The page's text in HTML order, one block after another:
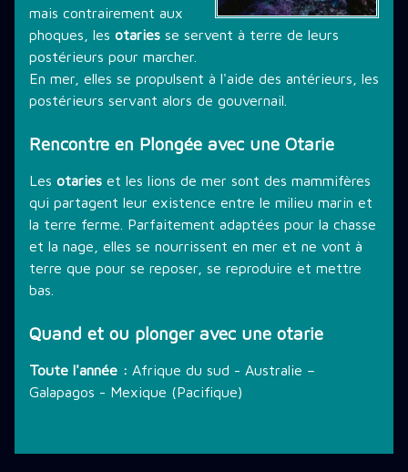
STAGE PLONGÉE
INFORMATIONS PRATIQUES
mais contrairement aux
phoques, les otaries se servent à terre de leurs
postérieurs pour marcher.
En mer, elles se propulsent à l'aide des antérieurs, les
postérieurs servant alors de gouvernail.
Rencontre en Plongée avec une Otarie
Les otaries et les lions de mer sont des mammifères
qui partagent leur existence entre le milieu marin et
la terre ferme. Parfaitement adaptées pour la chasse
et la nage, elles se nourrissent en mer et ne vont à
terre que pour se reposer, se reproduire et mettre
bas.
Quand et ou plonger avec une otarie
Toute l'année : Afrique du sud - Australie –
Galapagos - Mexique (Pacifique)